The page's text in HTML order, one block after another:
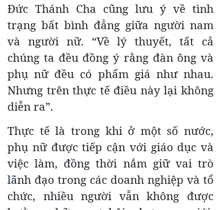
Đức Thánh Cha cũng lưu ý về tình
trạng bất bình đẳng giữa người nam
và người nữ. “Về lý thuyết, tất cả
chúng ta đều đồng ý rằng đàn ông và
phụ nữ đều có phẩm giá như nhau.
Nhưng trên thực tế điều này lại không
diễn ra”.
Thực tế là trong khi ở một số nước,
phụ nữ được tiếp cận với giáo dục và
việc làm, đồng thời nắm giữ vai trò
lãnh đạo trong các doanh nghiệp và tổ
chức, nhiều người vẫn không được